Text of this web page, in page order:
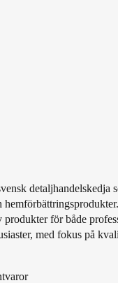
detaljhandelskedja
produkter för både
med fokus på